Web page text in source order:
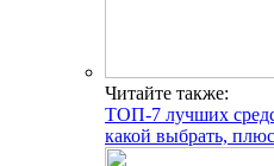
Читайте также:
ТОП-7 лучших
какой выбрать,